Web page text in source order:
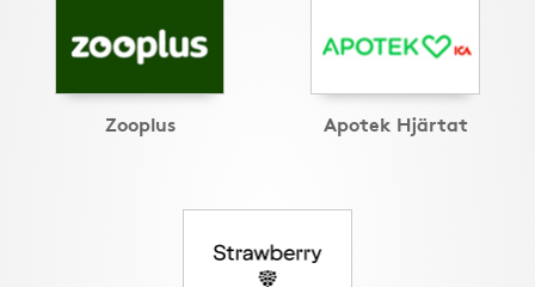
Zooplus Apotek Hjärtat